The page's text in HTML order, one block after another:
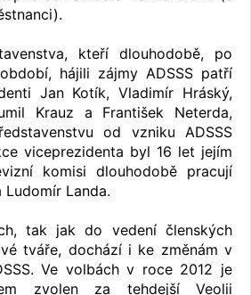
kteří dlouhodobě, po
hájili zájmy ADSSS patří
Jan Kotík, Vladimír Hráský,
Krauz a František Neterda,
od vzniku ADSSS
viceprezidenta byl 16 let jejím
komisi dlouhodobě pracují
Ludomír Landa.
tak jak do vedení členských
tváře, dochází i ke změnám v
Ve volbách v roce 2012 je
zvolen za tehdejší Veolii